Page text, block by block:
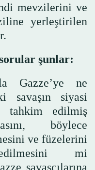
mevzilerini ve
yerleştirilen
şunlar:
Gazze’ye ne
savaşın siyasi
tahkim edilmiş
böylece
ve füzelerini
mi
savaşçılarına